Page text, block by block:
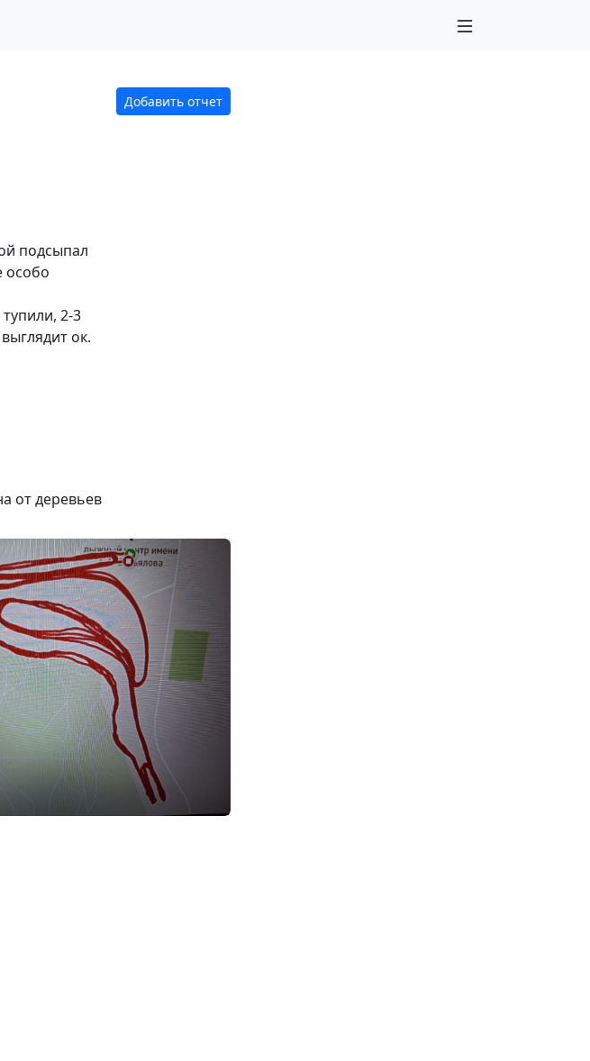
Добавить отчет
подсыпал
особо
2-3
ок.
от деревьев